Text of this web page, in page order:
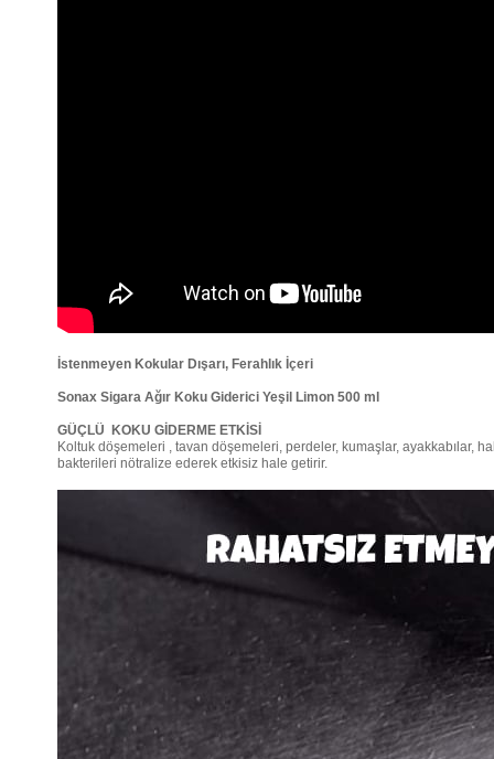
İstenmeyen Kokular Dışarı, Ferahlık İçeri
Sonax Sigara Ağır Koku Giderici Yeşil Limon 500 ml
GÜÇLÜ KOKU GİDERME ETKİSİ
Koltuk döşemeleri , tavan döşemeleri, perdeler, kumaşlar, ayakkabılar,
bakterileri nötralize ederek etkisiz hale getirir.